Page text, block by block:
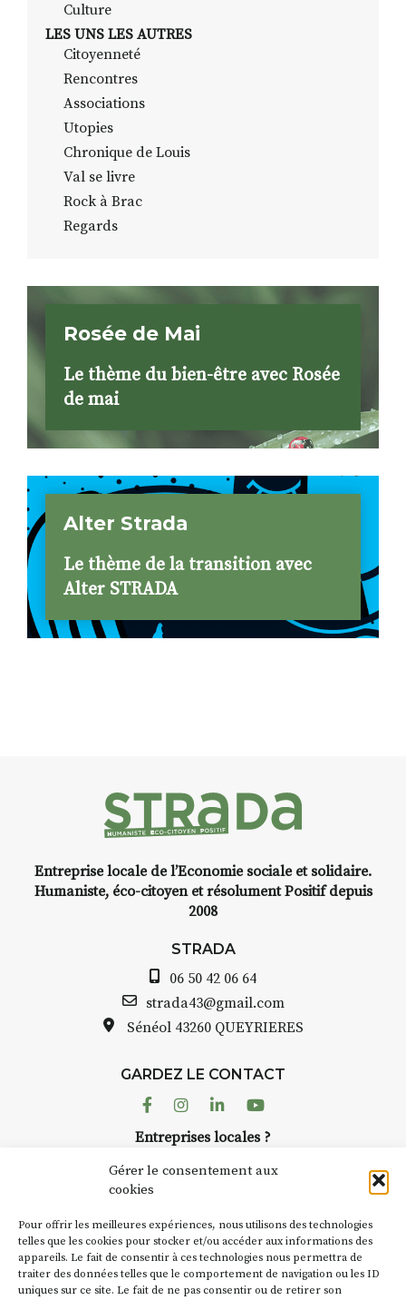
Gérer le consentement aux
cookies
Pour offrir les meilleures expériences, nous utilisons des technologies
telles que les cookies pour stocker et/ou accéder aux informations des
appareils. Le fait de consentir à ces technologies nous permettra de
traiter des données telles que le comportement de navigation ou les ID
uniques sur ce site. Le fait de ne pas consentir ou de retirer son
Culture
LES UNS LES AUTRES
Citoyenneté
Rencontres
Associations
Utopies
Chronique de Louis
Val se livre
Rock à Brac
Regards
Rosée de Mai
Le thème du bien-être avec Rosée
de mai
Alter Strada
Le thème de la transition avec
Alter STRADA
Entreprise locale de l’Economie sociale et solidaire.
Humaniste, éco-citoyen et résolument Positif depuis
2008
STRADA
06 50 42 06 64
strada43@gmail.com
Sénéol 43260 QUEYRIERES
GARDEZ LE CONTACT
FacebookInstagram
LinkedinYoutube
Entreprises locales ?
Suivez toute l'actu de Strada